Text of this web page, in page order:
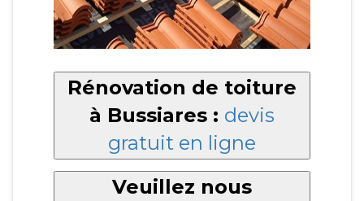
Rénovation de toiture
à Bussiares : devis
gratuit en ligne
Veuillez nous